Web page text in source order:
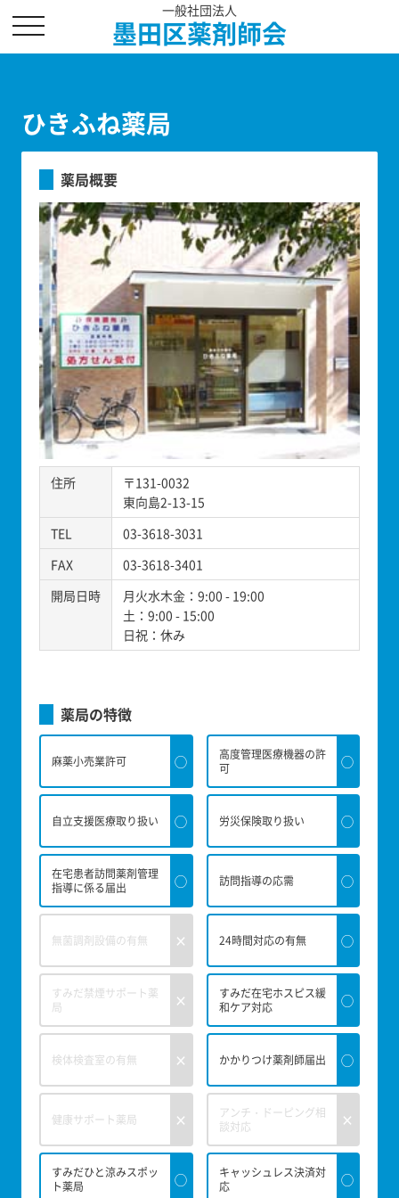
一般社団法人
墨田区薬剤師会
ひきふね薬局
薬局概要
住所
〒131-0032
東向島2-13-15
TEL
03-3618-3031
FAX
03-3618-3401
開局日時
月火水木金：9:00 - 19:00
土：9:00 - 15:00
日祝：休み
薬局の特徴
麻薬小売業許可 ◯
高度管理医療機器の許
可
◯
自立支援医療取り扱い ◯ 労災保険取り扱い ◯
在宅患者訪問薬剤管理
指導に係る届出
◯ 訪問指導の応需 ◯
無菌調剤設備の有無 × 24時間対応の有無 ◯
すみだ禁煙サポート薬
局
×
すみだ在宅ホスピス緩
和ケア対応
◯
検体検査室の有無 × かかりつけ薬剤師届出 ◯
健康サポート薬局 ×
アンチ・ドーピング相
談対応
×
すみだひと涼みスポッ
ト薬局
◯
キャッシュレス決済対
応
◯
toggle
navigation